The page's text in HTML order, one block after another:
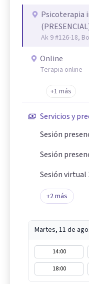
Psicoterapia
Ak 9 #126-18,
Online
Terapia online
+1 más
Servicios y
Sesión
Sesión
Sesión virtual
+2más
Martes, 11 de
14:00
18:00